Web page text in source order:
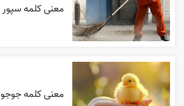
معنی کلمه سپور
معنی کلمه جوجو